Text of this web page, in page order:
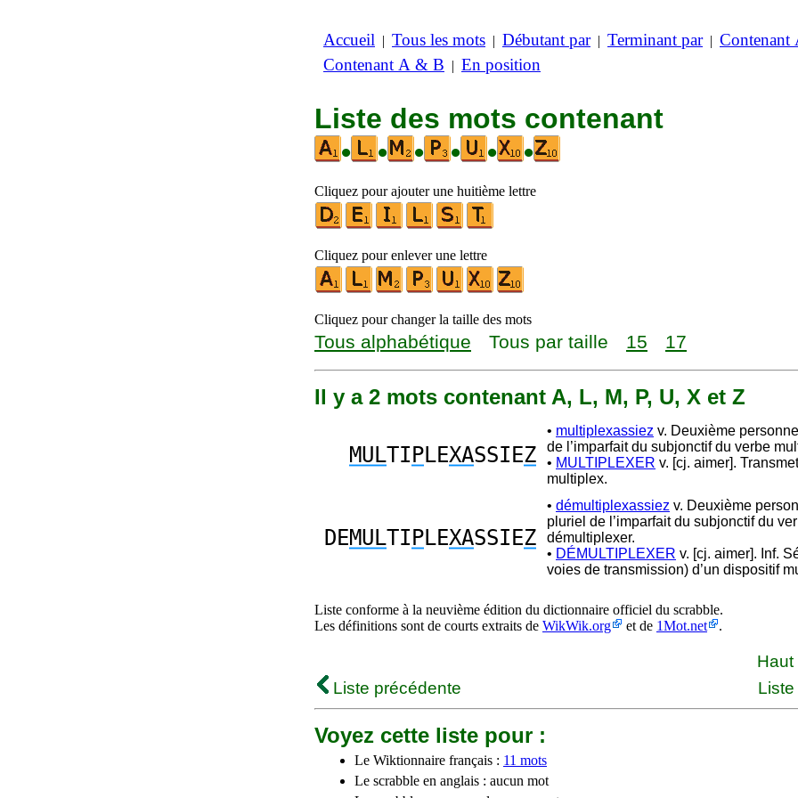
Accueil | Tous les mots | Débutant par| Terminant par| Contenant
Contenant A & B | En position
Liste des mots contenant
•
• • • • •
Cliquez pour ajouter une huitième lettre
Cliquez pour enlever une lettre
Cliquez pour changer la taille des mots
Tous alphabétique Tous par taille 15 17
Il y a 2 mots contenant A, L, M, P, U, X et Z
MULTI PLEXASSIEZ
• multiplexassiez v. Deuxième
de l’imparfait du subjonctif du verbe
• MULTIPLEXER v. [cj. aimer].
multiplex.
DEMULTI PLEXASSIEZ
• démultiplexassiez v. Deuxième
pluriel de l’imparfait du subjonctif du
démultiplexer.
• DÉMULTIPLEXER v. [cj. aimer]. Inf.
voies de transmission) d’un dispositif
Liste conforme à la neuvième édition du dictionnaire officiel du scrabble.
Les définitions sont de courts extraits de WikWik.org et de 1Mot.net .
Liste précédente
Voyez cette liste pour :
Le Wiktionnaire français : 11 mots
Le scrabble en anglais : aucun mot